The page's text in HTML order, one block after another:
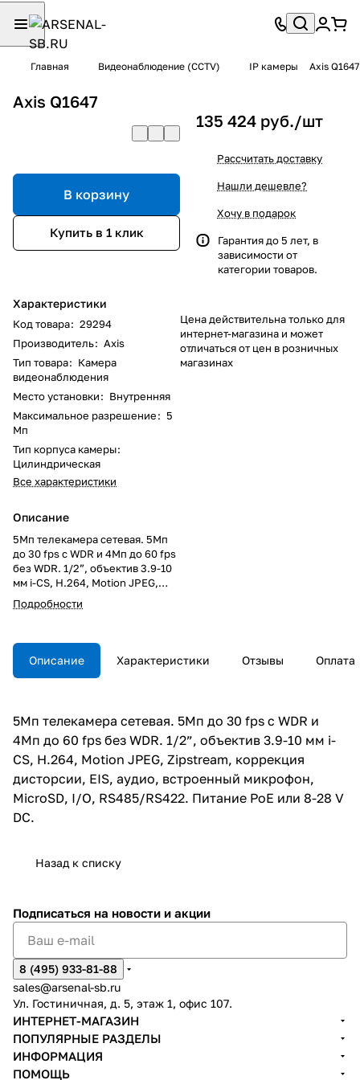
Главная Видеонаблюдение (CCTV) IP камеры Axis Q1647
Axis Q1647
В корзину
Купить в 1 клик
Характеристики
Код товара: 29294
Производитель: Axis
Тип товара: Камера
видеонаблюдения
Место установки: Внутренняя
Максимальное разрешение: 5
Мп
Тип корпуса камеры:
Цилиндрическая
Все характеристики
Описание
5Мп телекамера сетевая. 5Мп
до 30 fps с WDR и 4Мп до 60 fps
без WDR. 1/2”, объектив 3.9-10
мм i-CS, H.264, Motion JPEG,
Zipstream, коррекция
дисторсии, EIS, аудио,
I/O, RS485/RS422. Питание PoE
или 8-28 V DC.
Подробности
135 424 руб./шт
Рассчитать доставку
Нашли дешевле?
Хочу в подарок
Гарантия до 5 лет, в
зависимости от
категории товаров.
Цена действительна только для
интернет-магазина и может
отличаться от цен в розничных
магазинах
Описание Характеристики Отзывы Оплата
5Мп телекамера сетевая. 5Мп до 30 fps с WDR и
4Мп до 60 fps без WDR. 1/2”, объектив 3.9-10 мм i-
CS, H.264, Motion JPEG, Zipstream, коррекция
дисторсии, EIS, аудио, встроенный микрофон,
MicroSD, I/O, RS485/RS422. Питание PoE или 8-28 V
DC.
Назад к списку
Подписаться на новости и акции
8 (495) 933-81-88
sales@arsenal-sb.ru
Ул. Гостиничная, д. 5, этаж 1, офис 107.
ИНТЕРНЕТ-МАГАЗИН
ПОПУЛЯРНЫЕ РАЗДЕЛЫ
ИНФОРМАЦИЯ
ПОМОЩЬ